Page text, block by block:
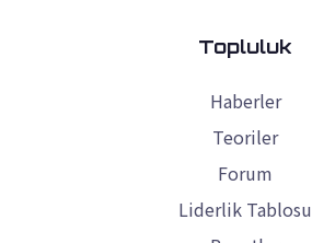
Topluluk
Haberler
Teoriler
Forum
Liderlik Tablosu